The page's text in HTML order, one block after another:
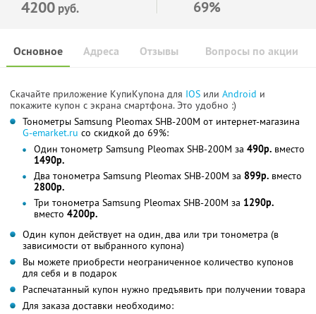
4200 руб. 69%
Основное Отзывы Вопросы по акции
Адреса
Скачайте приложение КупиКупона для IOS или Android и
покажите купон с экрана смартфона. Это удобно :)
Тонометры Samsung Pleomax SHB-200M от интернет-магазина
G-emarket.ru со скидкой до 69%:
Один тонометр Samsung Pleomax SHB-200M за 490р. вместо
1490р.
Два тонометра Samsung Pleomax SHB-200M за 899р. вместо
2800р.
Три тонометра Samsung Pleomax SHB-200M за 1290р.
вместо 4200р.
Один купон действует на один, два или три тонометра (в
зависимости от выбранного купона)
Вы можете приобрести неограниченное количество купонов
для себя и в подарок
Распечатанный купон нужно предъявить при получении товара
Для заказа доставки необходимо: